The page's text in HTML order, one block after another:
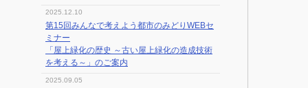
2025.12.10
第15回みんなで考えよう都市のみどりWEBセ
ミナー
「屋上緑化の歴史 ～古い屋上緑化の造成技術
を考える～」のご案内
2025.09.05